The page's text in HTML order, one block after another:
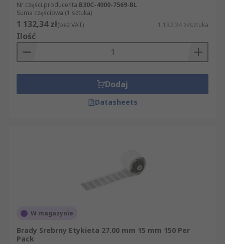
Nr części producenta B30C-4000-7569-BL
Suma częściowa (1 sztuka)
1 132,34 zł(bez VAT) 1 132,34 zł/sztuka
Ilość
Dodaj
Datasheets
W magazynie
Brady Srebrny Etykieta 27.00 mm 15 mm 150 Per
Pack